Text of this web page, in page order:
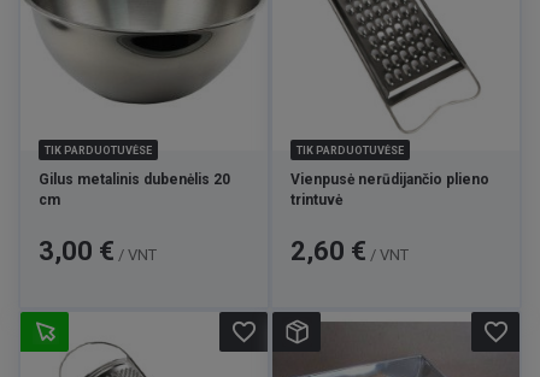
TIK PARDUOTUVĖSE
Gilus metalinis dubenėlis 20
cm
Kaina
3,00 € / VNT
TIK PARDUOTUVĖSE
Vienpusė nerūdijančio plieno
trintuvė
Kaina
2,60 € / VNT
favorite_border favorite_border